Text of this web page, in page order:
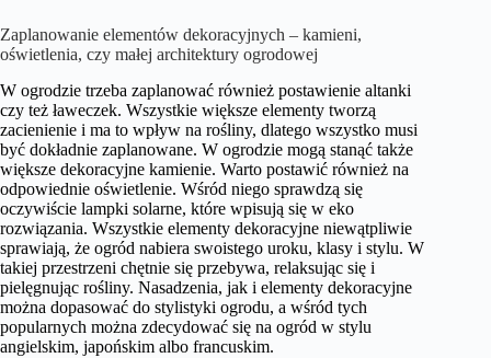
Zaplanowanie elementów dekoracyjnych – kamieni,
oświetlenia, czy małej architektury ogrodowej
W ogrodzie trzeba zaplanować również postawienie altanki
czy też ławeczek. Wszystkie większe elementy tworzą
zacienienie i ma to wpływ na rośliny, dlatego wszystko musi
być dokładnie zaplanowane. W ogrodzie mogą stanąć także
większe dekoracyjne kamienie. Warto postawić również na
odpowiednie oświetlenie. Wśród niego sprawdzą się
oczywiście lampki solarne, które wpisują się w eko
rozwiązania. Wszystkie elementy dekoracyjne niewątpliwie
sprawiają, że ogród nabiera swoistego uroku, klasy i stylu. W
takiej przestrzeni chętnie się przebywa, relaksując się i
pielęgnując rośliny. Nasadzenia, jak i elementy dekoracyjne
można dopasować do stylistyki ogrodu, a wśród tych
popularnych można zdecydować się na ogród w stylu
angielskim, japońskim albo francuskim.